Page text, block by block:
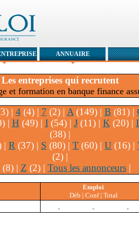
Les entreprises qui recrutent
et formation en banque finance
| 4(4) | 7 (2) | A (149) | B (81) |
| H (49) | I(54) | J(11) | K (20) |
(38) |
| R (37) | S (80) | T (60) | U (16) |
(2) |
(8) | Z (2) | Tous les annonceurs|
Emploi
Déb | Conf | Total
ANNUAIRE